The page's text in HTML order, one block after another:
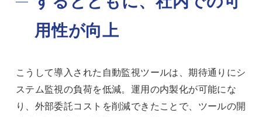
用性が向上
こうして導入された自動監視ツールは、期待通りにシ
ステム監視の負荷を低減。運用の内製化が可能にな
り、外部委託コストを削減できたことで、ツールの開